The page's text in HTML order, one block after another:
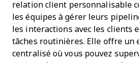
relation client personnalisable
les équipes à gérer leurs
les interactions avec les clients
tâches routinières. Elle offre un
centralisé où vous pouvez